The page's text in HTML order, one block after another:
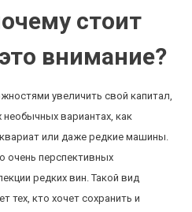
стоит
внимание?
увеличить свой капитал,
вариантах, как
или даже редкие машины.
очень перспективных
редких вин. Такой вид
тех, кто хочет сохранить и